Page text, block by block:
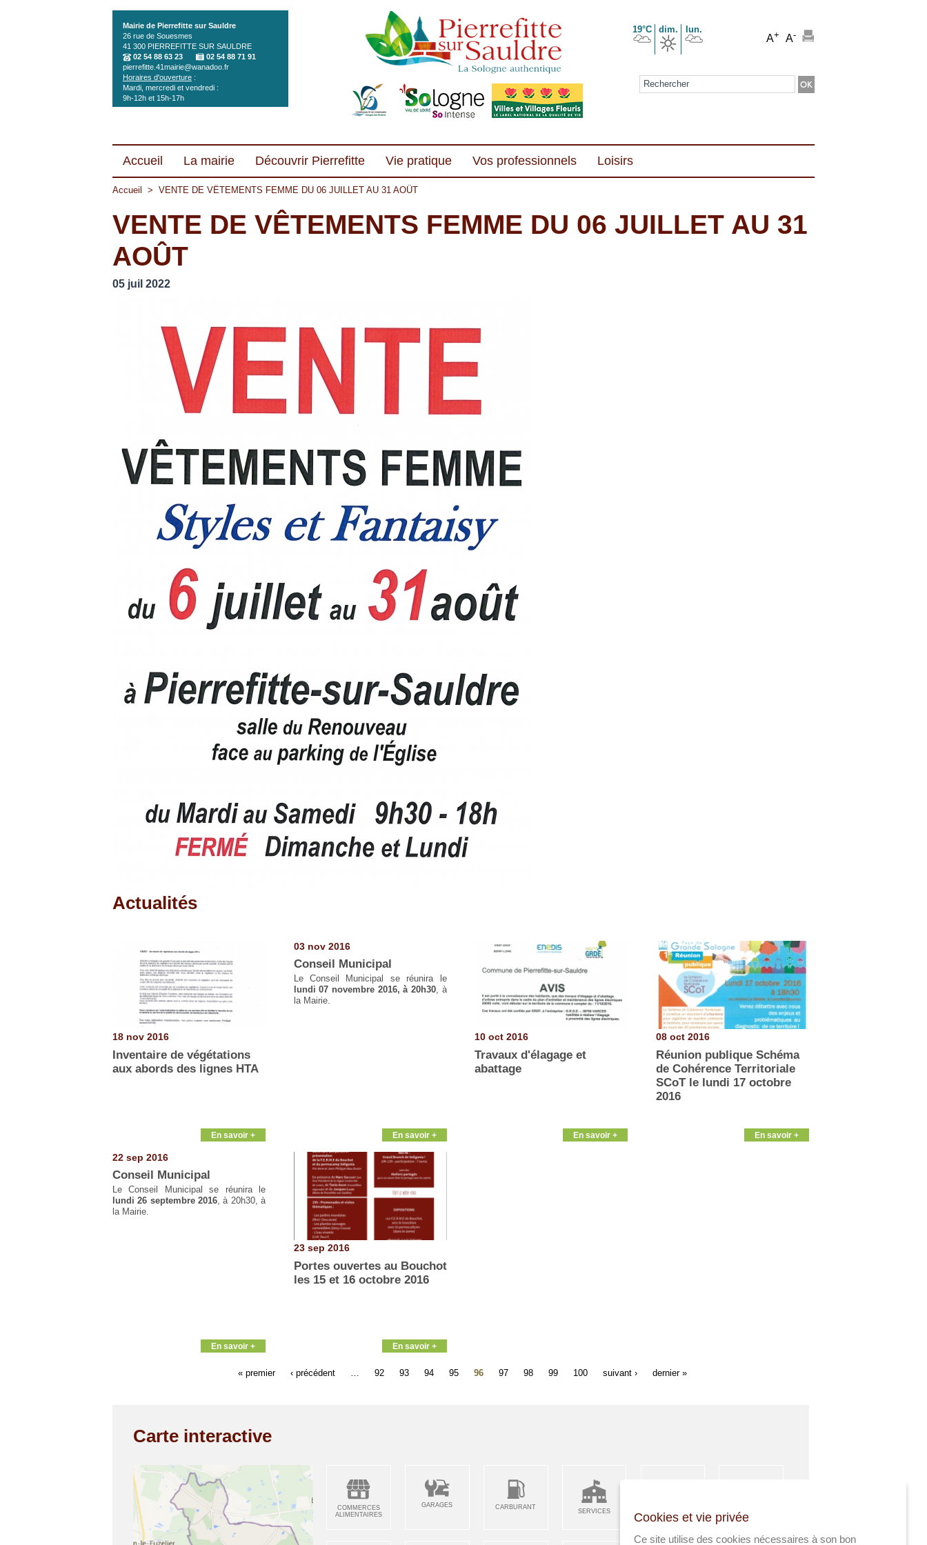
Mairie de Pierrefitte sur Sauldre
26 rue de Souesmes
41 300 PIERREFITTE SUR SAULDRE
02 54 88 63 23
02 54 88 71 91
pierrefitte.41mairie@wanadoo.fr
Horaires d'ouverture :
Mardi, mercredi et vendredi :
9h-12h et 15h-17h
19°C dim. lun.
A+ A-
Formulaire de recherche
Accueil La mairie Découvrir Pierrefitte Vie pratique Vos professionnels Loisirs
Accueil > VENTE DE VÊTEMENTS FEMME DU 06 JUILLET AU 31 AOÛT
VENTE DE VÊTEMENTS FEMME DU 06 JUILLET AU 31
AOÛT
05 juil 2022
Actualités
18 nov 2016
Inventaire de végétations
aux abords des lignes HTA
En savoir +
03 nov 2016
Conseil Municipal
Le Conseil Municipal se réunira le
lundi 07 novembre 2016, à 20h30, à
la Mairie.
En savoir +
10 oct 2016
Travaux d'élagage et
abattage
En savoir +
08 oct 2016
Réunion publique Schéma
de Cohérence Territoriale
SCoT le lundi 17 octobre
2016
En savoir +
22 sep 2016
Conseil Municipal
Le Conseil Municipal se réunira le
lundi 26 septembre 2016, à 20h30, à
la Mairie.
En savoir +
23 sep 2016
Portes ouvertes au Bouchot
les 15 et 16 octobre 2016
En savoir +
« premier ‹ précédent 92 93 94 95 96 97 98 99 100 suivant › dernier »
Carte interactive
COMMERCES
ALIMENTAIRES
GARAGES CARBURANT
SERVICES HÉBERGEMENT
ACTIVITÉS
SPORTIVES
Cookies et vie privée
Ce site utilise des cookies nécessaires à son bon